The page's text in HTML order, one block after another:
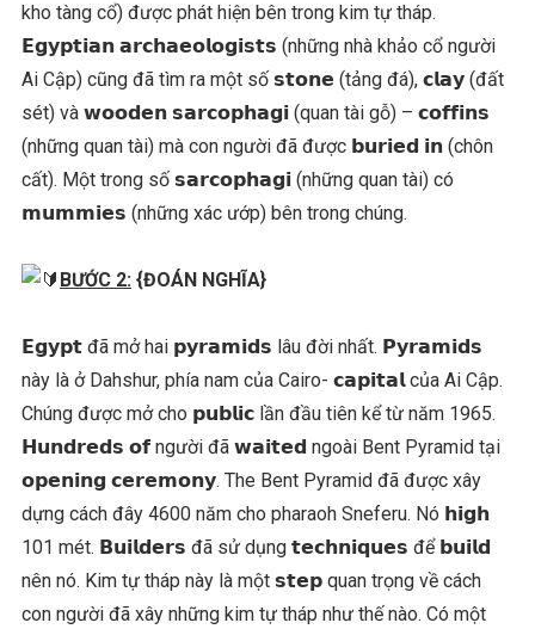
kho tàng cổ) được phát hiện bên trong kim tự tháp.
𝗘𝗴𝘆𝗽𝘁𝗶𝗮𝗻 𝗮𝗿𝗰𝗵𝗮𝗲𝗼𝗹𝗼𝗴𝗶𝘀𝘁𝘀 (những nhà khảo cổ người
Ai Cập) cũng đã tìm ra một số 𝘀𝘁𝗼𝗻𝗲 (tảng đá), 𝗰𝗹𝗮𝘆 (đất
sét) và 𝘄𝗼𝗼𝗱𝗲𝗻 𝘀𝗮𝗿𝗰𝗼𝗽𝗵𝗮𝗴𝗶 (quan tài gỗ) – 𝗰𝗼𝗳𝗳𝗶𝗻𝘀
(những quan tài) mà con người đã được 𝗯𝘂𝗿𝗶𝗲𝗱 𝗶𝗻 (chôn
cất). Một trong số 𝘀𝗮𝗿𝗰𝗼𝗽𝗵𝗮𝗴𝗶 (những quan tài) có
𝗺𝘂𝗺𝗺𝗶𝗲𝘀 (những xác ướp) bên trong chúng.
BƯỚC 2: {ĐOÁN NGHĨA}
𝗘𝗴𝘆𝗽𝘁 đã mở hai 𝗽𝘆𝗿𝗮𝗺𝗶𝗱𝘀 lâu đời nhất. 𝗣𝘆𝗿𝗮𝗺𝗶𝗱𝘀
này là ở Dahshur, phía nam của Cairo- 𝗰𝗮𝗽𝗶𝘁𝗮𝗹 của Ai Cập.
Chúng được mở cho 𝗽𝘂𝗯𝗹𝗶𝗰 lần đầu tiên kể từ năm 1965.
𝗛𝘂𝗻𝗱𝗿𝗲𝗱𝘀 𝗼𝗳 người đã 𝘄𝗮𝗶𝘁𝗲𝗱 ngoài Bent Pyramid tại
𝗼𝗽𝗲𝗻𝗶𝗻𝗴 𝗰𝗲𝗿𝗲𝗺𝗼𝗻𝘆. The Bent Pyramid đã được xây
dựng cách đây 4600 năm cho pharaoh Sneferu. Nó 𝗵𝗶𝗴𝗵
101 mét. 𝗕𝘂𝗶𝗹𝗱𝗲𝗿𝘀 đã sử dụng 𝘁𝗲𝗰𝗵𝗻𝗶𝗾𝘂𝗲𝘀 để 𝗯𝘂𝗶𝗹𝗱
nên nó. Kim tự tháp này là một 𝘀𝘁𝗲𝗽 quan trọng về cách
con người đã xây những kim tự tháp như thế nào. Có một